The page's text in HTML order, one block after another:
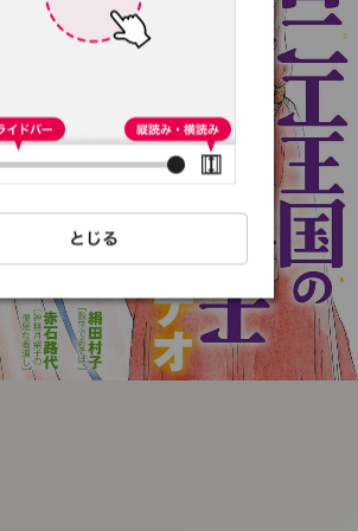
:692.15.692.69:t-
vnqp.lunrzsdszk.vn.oi